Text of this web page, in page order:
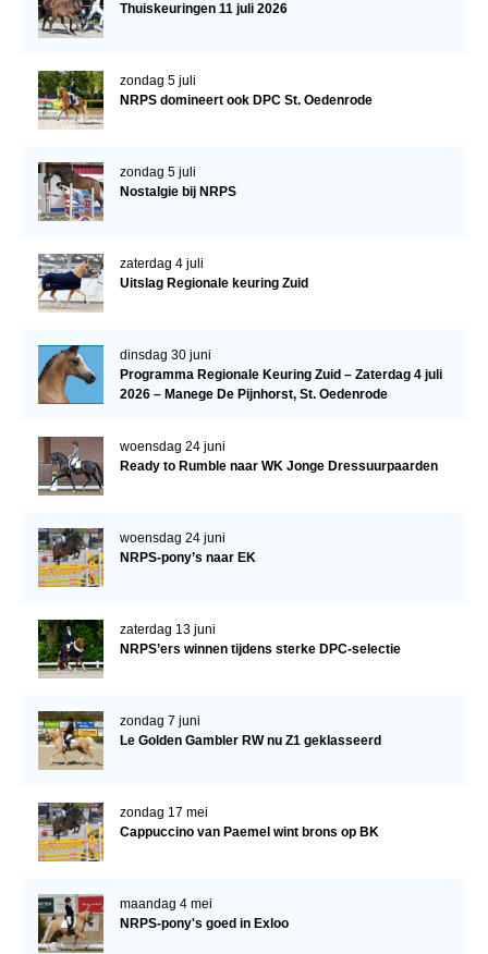
AANMELDEN HENGSTENKEURING ONDER HET
Verrichtingsonderzoek NRPS
Verrichtingsonderzoek 2023-2024
Verrichtingsonderzoek 2021-2022
Sport
Inloggen
CONTACT
REGIO'S
Regio Noord
Regio Midden
Regio West
Bestuur Regio Zuid
KALENDER
Evenementen
Thuiskeuringen 11 juli 2026
zondag 5 juli
NRPS domineert ook DPC St. Oedenrode
zondag 5 juli
Nostalgie bij NRPS
zaterdag 4 juli
Uitslag Regionale keuring Zuid
dinsdag 30 juni
Programma Regionale Keuring Zuid – Zaterdag 4 juli
2026 – Manege De Pijnhorst, St. Oedenrode
woensdag 24 juni
Ready to Rumble naar WK Jonge Dressuurpaarden
woensdag 24 juni
NRPS-pony’s naar EK
zaterdag 13 juni
NRPS’ers winnen tijdens sterke DPC-selectie
zondag 7 juni
Le Golden Gambler RW nu Z1 geklasseerd
zondag 17 mei
Cappuccino van Paemel wint brons op BK
maandag 4 mei
NRPS-pony's goed in Exloo